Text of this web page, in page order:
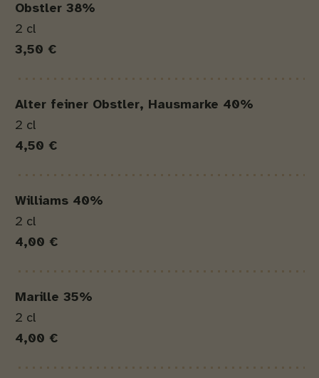
Obstler 38%
2 cl
3,50 €
Alter feiner Obstler, Hausmarke 40%
2 cl
4,50 €
Williams 40%
2 cl
4,00 €
Marille 35%
2 cl
4,00 €